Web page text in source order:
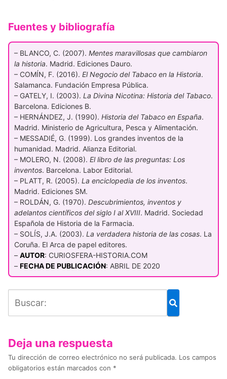
Fuentes y bibliografía
– BLANCO, C. (2007). Mentes maravillosas que cambiaron
la historia. Madrid. Ediciones Dauro.
– COMÍN, F. (2016). El Negocio del Tabaco en la Historia.
Salamanca. Fundación Empresa Pública.
– GATELY, I. (2003). La Divina Nicotina: Historia del Tabaco.
Barcelona. Ediciones B.
– HERNÁNDEZ, J. (1990). Historia del Tabaco en España.
Madrid. Ministerio de Agricultura, Pesca y Alimentación.
– MESSADIÉ, G. (1999). Los grandes inventos de la
humanidad. Madrid. Alianza Editorial.
– MOLERO, N. (2008). El libro de las preguntas: Los
inventos. Barcelona. Labor Editorial.
– PLATT, R. (2005). La enciclopedia de los inventos.
Madrid. Ediciones SM.
– ROLDÁN, G. (1970). Descubrimientos, inventos y
adelantos científicos del siglo I al XVIII. Madrid. Sociedad
Española de Historia de la Farmacia.
– SOLÍS, J.A. (2003). La verdadera historia de las cosas. La
Coruña. El Arca de papel editores.
– AUTOR: CURIOSFERA-HISTORIA.COM
– FECHA DE PUBLICACIÓN: ABRIL DE 2020
Deja una respuesta
Tu dirección de correo electrónico no será publicada. Los campos
obligatorios están marcados con *